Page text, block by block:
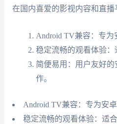
在国内喜爱的影视内容和直播
Android TV兼容：专为
稳定流畅的观看体验：
简便易用：用户友好
作。
Android TV兼容：专为安
稳定流畅的观看体验：适